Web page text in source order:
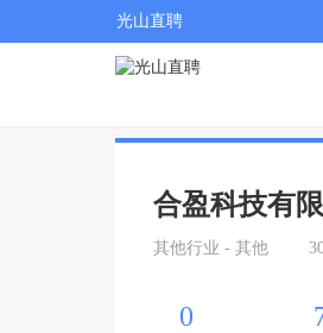
光山直聘
合盈科技有
其他行业 - 其他
0